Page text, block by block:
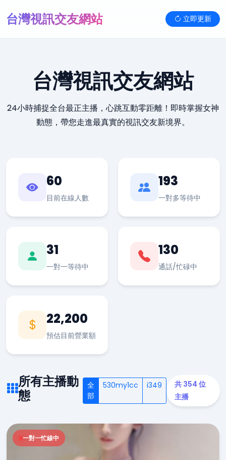
台灣視訊交友網站 立即更新
台灣視訊交友網站
24小時捕捉全台最正主播，心跳互動零距離！即時掌握女神
動態，帶您走進最真實的視訊交友新境界。
60
目前在線人數
193
一對多等待中
31
一對一等待中
130
通話/忙碌中
22,200
預估目前營業額
所有主播動
態
全
部
530my1cc i349
共 354 位
主播
一對一忙線中